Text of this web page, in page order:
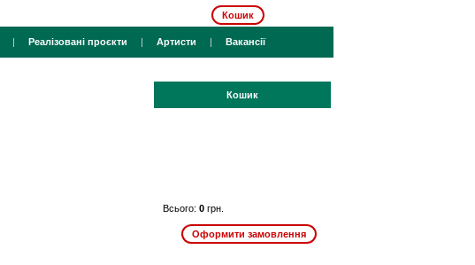
Кошик
| Реалізовані проєкти | Артисти | Вакансії
Кошик
Всього: 0 грн.